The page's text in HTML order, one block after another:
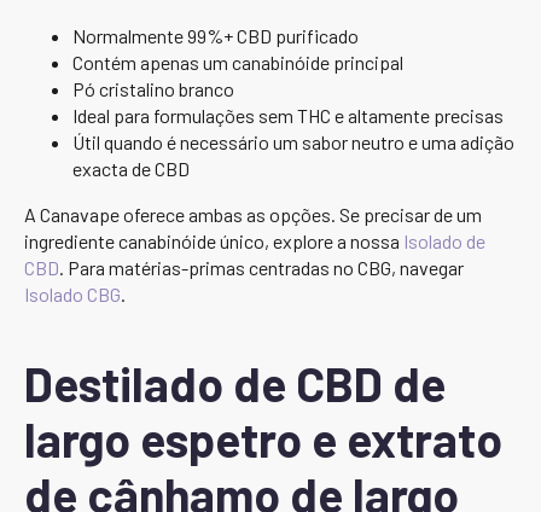
Normalmente 99%+ CBD purificado
Contém apenas um canabinóide principal
Pó cristalino branco
Ideal para formulações sem THC e altamente precisas
Útil quando é necessário um sabor neutro e uma adição
exacta de CBD
A Canavape oferece ambas as opções. Se precisar de um
ingrediente canabinóide único, explore a nossa Isolado de
CBD . Para matérias-primas centradas no CBG, navegar
Isolado CBG
Destilado de CBD de
largo espetro e extrato
de cânhamo de largo